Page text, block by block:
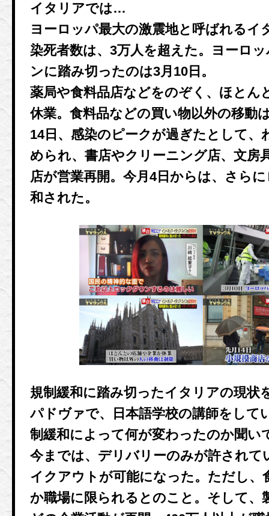
イタリアでは…
ヨーロッパ最大の激震地と呼ばれるイ
染死者数は、3万人を超えた。ヨーロ
ンに踏み切ったのは3月10日。
薬局や食料品店などをのぞく、ほとん
休業。食料品などの買い物以外の移動
14日、感染のピークが過ぎたとして、
められ、書店やクリーニング店、文房
店が営業再開。今月4日からは、さら
和された。
規制緩和に踏み切ったイタリアの現状
パドヴァで、日本語学校の講師をして
制緩和によって何が変わったのか聞
今までは、デリバリーのみが許されて
イクアウトが可能になった。ただし、
か職場に限られるとのこと。そして、